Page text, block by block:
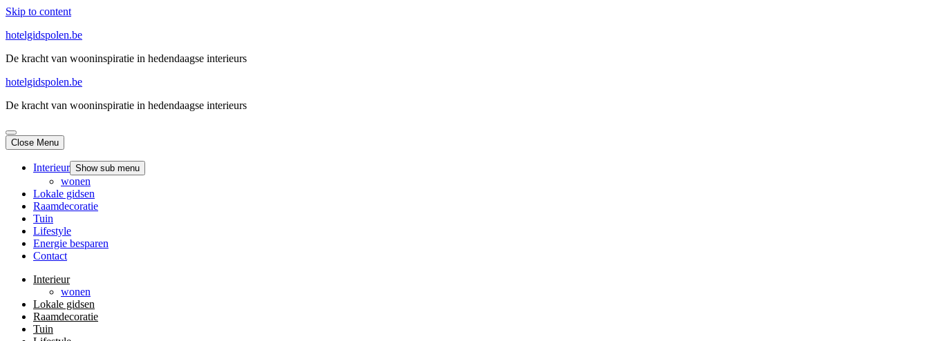
Skip to content
hotelgidspolen.be
De kracht van wooninspiratie in hedendaagse interieurs
hotelgidspolen.be
De kracht van wooninspiratie in hedendaagse interieurs
Close Menu
Interieur Show sub menu
wonen
Lokale gidsen
Raamdecoratie
Tuin
Lifestyle
Energie besparen
Contact
Interieur
wonen
Lokale gidsen
Raamdecoratie
Tuin